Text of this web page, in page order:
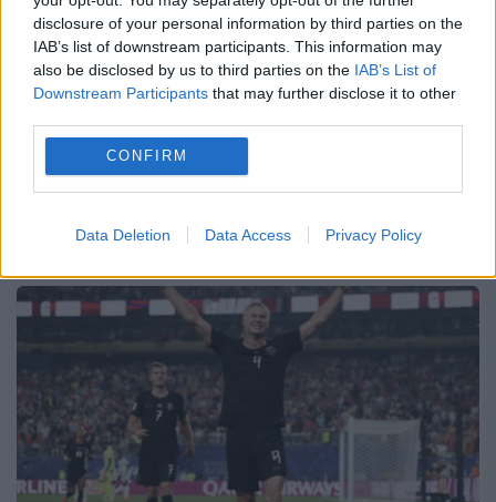
disclosure of your personal information by third parties on the
IAB’s list of downstream participants. This information may
also be disclosed by us to third parties on the IAB’s List of
Downstream Participants that may further disclose it to other
CONFIRM
Data Deletion Data Access Privacy Policy
25 IUNIE 2026
Spectacol total pe „Mexico City Stadium”!
peste 80.000 de fani, selecționata
Mexicului a învins categoric reprezentativa
Cehiei, scor 3-0, în ultima etapă a Grupei...